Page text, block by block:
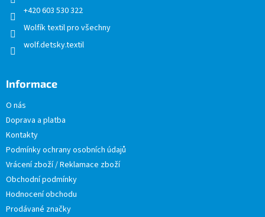
+420 603 530 322
Wolfík textil pro všechny
wolf.detsky.textil
Informace
O nás
Doprava a platba
Kontakty
Podmínky ochrany osobních údajů
Vrácení zboží / Reklamace zboží
Obchodní podmínky
Hodnocení obchodu
Prodávané značky